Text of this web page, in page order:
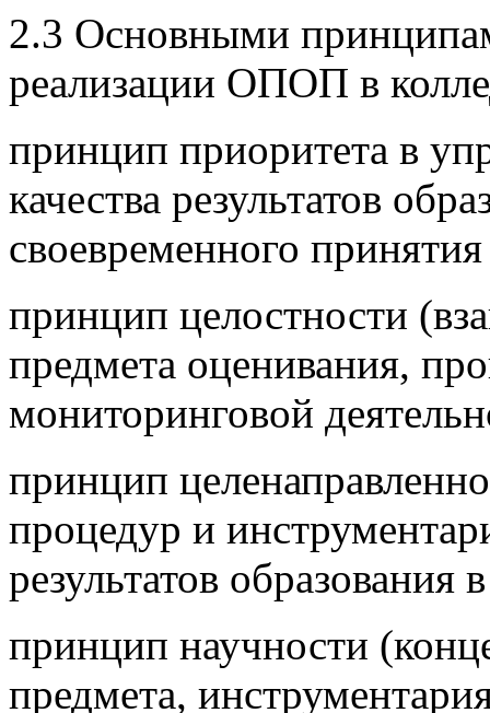
2.3 Основными
реализации ОПОП в
принцип приоритета в
качества результатов
своевременного
принцип целостности
предмета оценивания,
мониторинговой
принцип
процедур и
результатов образования
принцип научности
предмета,